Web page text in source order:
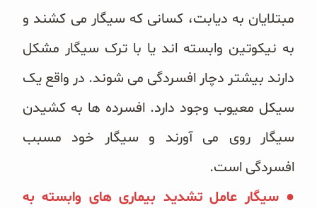
مبتلایان به دیابت، کسانی که سیگار می کشند و
به نیکوتین وابسته اند یا با ترک سیگار مشکل
دارند بیشتر دچار افسردگی می شوند. در واقع یک
سیکل معیوب وجود دارد. افسرده ها به کشیدن
سیگار روی می آورند و سیگار خود مسبب
افسردگی است.
● سیگار عامل تشدید بیماری های وابسته به